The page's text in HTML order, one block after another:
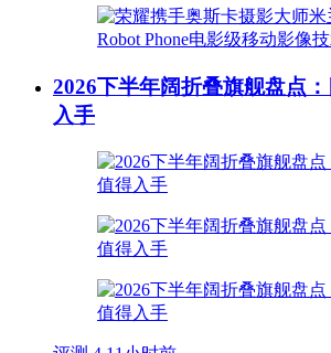
2026下半年阔折叠旗舰盘点
入手